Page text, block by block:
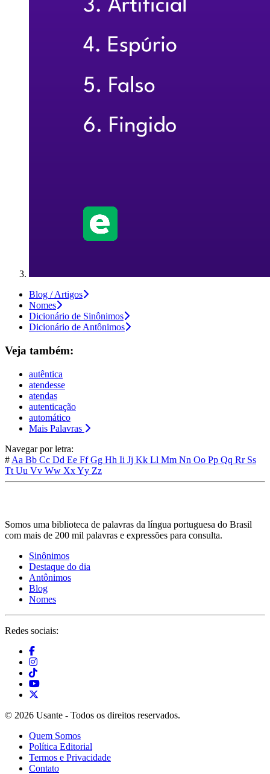
Blog / Artigos
Nomes
Dicionário de Sinônimos
Dicionário de Antônimos
Veja também:
autêntica
atendesse
atendas
autenticação
automático
Mais Palavras
Navegar por letra:
# Aa Bb Cc Dd Ee FfGg Hh Ii Jj Kk Ll Mm Nn Oo Pp Qq Rr Ss
Tt Uu Vv Ww XxYy Zz
Somos uma biblioteca de palavras da língua portuguesa do Brasil
com mais de 200 mil palavras e expressões para consulta.
Sinônimos
Destaque do dia
Antônimos
Blog
Nomes
Redes sociais:
© 2026 Usante - Todos os direitos reservados.
Quem Somos
Política Editorial
Termos e Privacidade
Contato